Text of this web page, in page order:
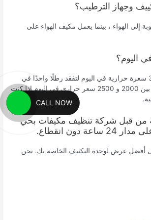
وجهاز الترطيب؟
إلى الهواء ، بينما يعمل مكيف الهواء على
اليوم؟
تحتاج إلى حرق 3500 سعرة حرارية في اليوم لتفقد رطلًا واحدًا في
اليوم ، وتحتاج إلى ما بين 2000 و 2500 سعر حراري في اليوم إذا كنت
من قبل شركة تنظيف مكيفات بحي
دون انقطاع.
أفضل عرض لوحدة التكييف الخاصة بك. نحن
CALL NOW